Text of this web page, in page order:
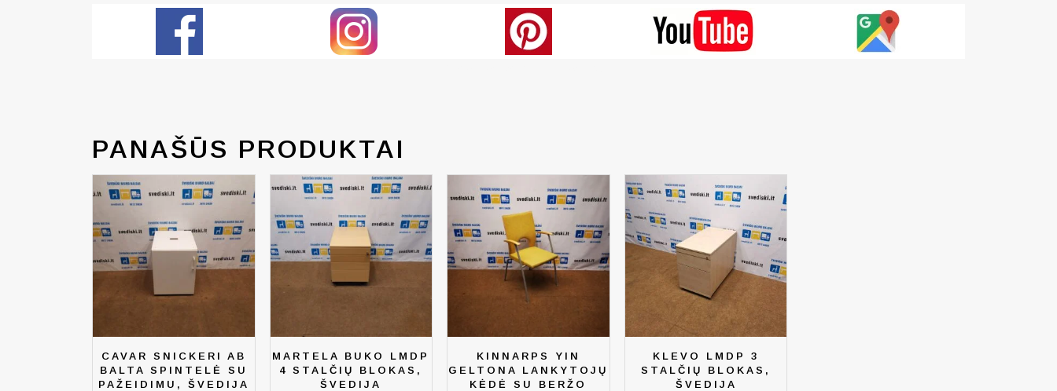
PANAŠŪS PRODUKTAI
CAVAR SNICKERI AB
BALTA SPINTELĖ SU
PAŽEIDIMU, ŠVEDIJA
MARTELA BUKO LMDP
4 STALČIŲ BLOKAS,
ŠVEDIJA
KINNARPS YIN
GELTONA LANKYTOJŲ
KĖDĖ SU BERŽO
KLEVO LMDP 3
STALČIŲ BLOKAS,
ŠVEDIJA